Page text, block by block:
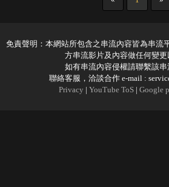
免責聲明：本網站所包含之串流內容皆為串流
方串流影片及內容做任何變更
如有串流內容侵權請聯繫該串
聯絡客服，洽談合作 e-mail :
Privacy | YouTube ToS| Google